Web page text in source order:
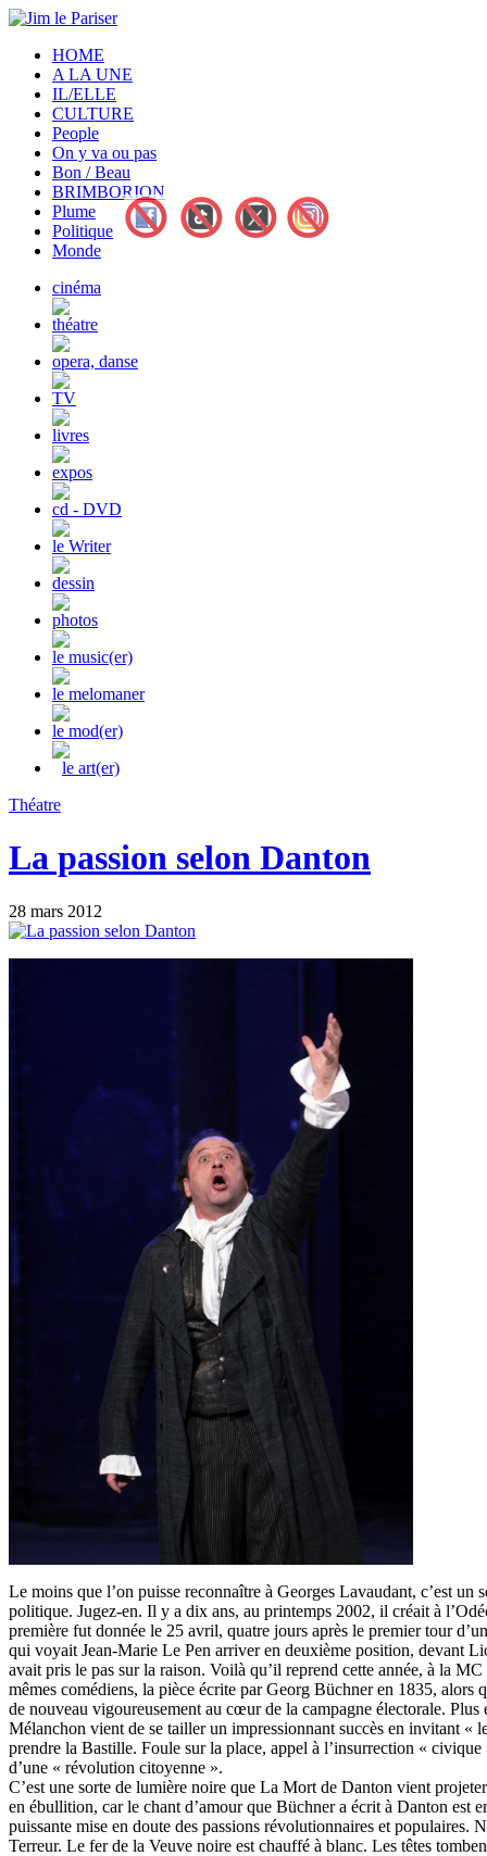
HOME
A LA UNE
IL/ELLE
CULTURE
People
On y va ou pas
Bon / Beau
BRIMBORION
Plume
Politique
Monde
cinéma
théatre
opera, danse
TV
livres
expos
cd - DVD
le Writer
dessin
photos
le music(er)
le melomaner
le mod(er)
le art(er)
Théatre
La passion selon Danton
28 mars 2012
Le moins que l’on puisse reconnaître à Georges Lavaudant, c’est un
politique. Jugez-en. Il y a dix ans, au printemps 2002, il créait à
première fut donnée le 25 avril, quatre jours après le premier tour
qui voyait Jean-Marie Le Pen arriver en deuxième position, devant
avait pris le pas sur la raison. Voilà qu’il reprend cette année, à la
mêmes comédiens, la pièce écrite par Georg Büchner en 1835, alors
de nouveau vigoureusement au cœur de la campagne électorale. Plus
Mélanchon vient de se tailler un impressionnant succès en invitant «
prendre la Bastille. Foule sur la place, appel à l’insurrection «
d’une « révolution citoyenne ».
C’est une sorte de lumière noire que La Mort de Danton vient
en ébullition, car le chant d’amour que Büchner a écrit à Danton est
puissante mise en doute des passions révolutionnaires et populaires.
Terreur. Le fer de la Veuve noire est chauffé à blanc. Les têtes